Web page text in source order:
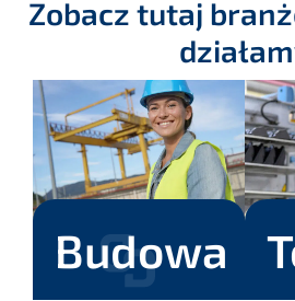
Zobacz tutaj
Budowa